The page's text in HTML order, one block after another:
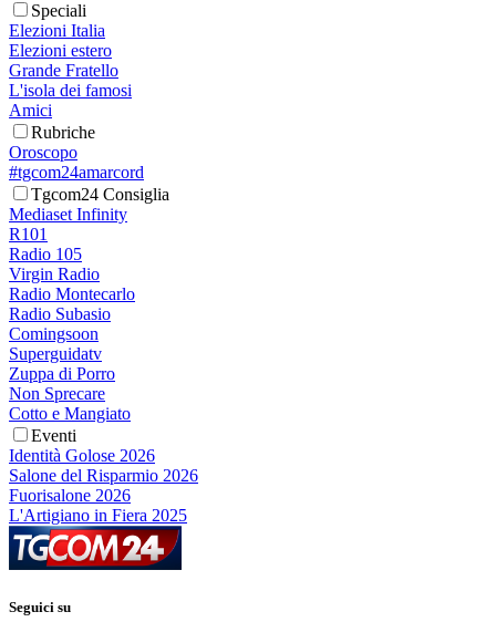
Speciali
Elezioni Italia
Elezioni estero
Grande Fratello
L'isola dei famosi
Amici
Rubriche
Oroscopo
#tgcom24amarcord
Tgcom24 Consiglia
Mediaset Infinity
R101
Radio 105
Virgin Radio
Radio Montecarlo
Radio Subasio
Comingsoon
Superguidatv
Zuppa di Porro
Non Sprecare
Cotto e Mangiato
Eventi
Identità Golose 2026
Salone del Risparmio 2026
Fuorisalone 2026
L'Artigiano in Fiera 2025
Seguici su